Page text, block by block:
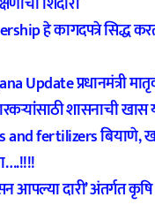
हे कागदपत्रे सिद्ध
Update प्रधानमंत्री
शासनाची खास
and fertilizers
आपल्या दारी’ अंतर्गत